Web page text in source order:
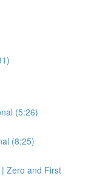
(5:26)
(8:25)
Zero and First